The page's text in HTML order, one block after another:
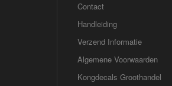
Contact
Handleiding
Verzend Informatie
Algemene Voorwaarden
Kongdecals Groothandel